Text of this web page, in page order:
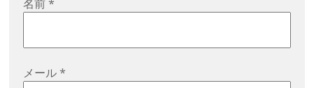
名前*
メール*